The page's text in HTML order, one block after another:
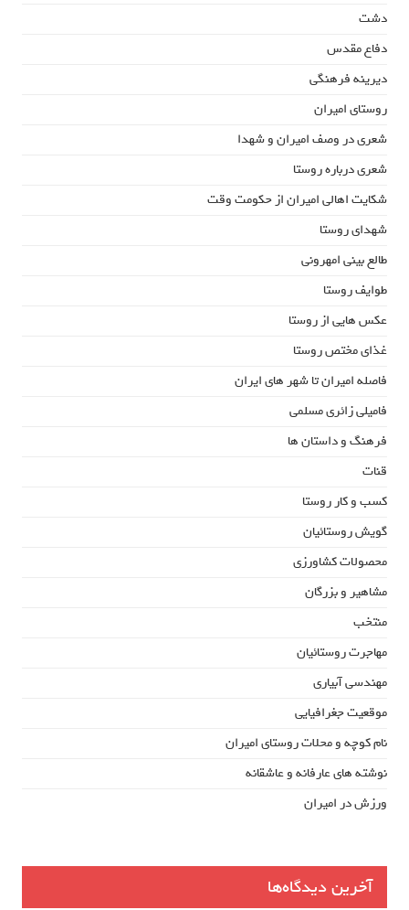
دشت
دفاع مقدس
دیرینه فرهنگی
روستای امیران
شعری در وصف امیران و شهدا
شعری درباره روستا
شکایت اهالی امیران از حکومت وقت
شهدای روستا
طالع بینی امهرونی
طوایف روستا
عکس هایی از روستا
غذای مختص روستا
فاصله امیران تا شهر های ایران
فامیلی زائری مسلمی
فرهنگ و داستان ها
قنات
کسب و کار روستا
گویش روستائیان
محصولات کشاورزی
مشاهیر و بزرگان
منتخب
مهاجرت روستائیان
مهندسی آبیاری
موقعیت جغرافیایی
نام کوچه و محلات روستای امیران
نوشته های عارفانه و عاشقانه
ورزش در امیران
آخرین دیدگاه‌ها